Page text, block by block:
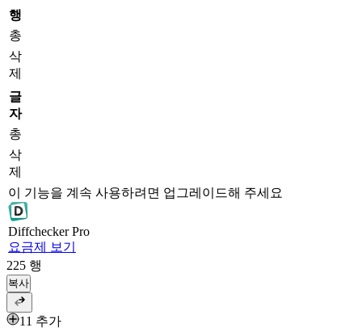
행
총
삭
제
글
자
총
삭
제
이 기능을 계속 사용하려면 업그레이드해 주세요
DiffcheckerPro
요금제 보기
225 행
복사
11 추가